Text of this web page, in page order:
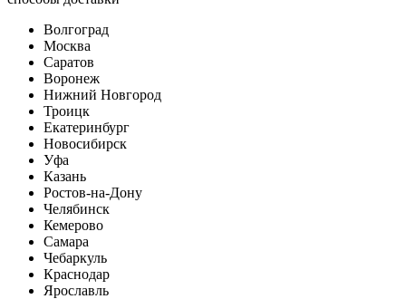
Волгоград
Москва
Саратов
Воронеж
Нижний Новгород
Троицк
Екатеринбург
Новосибирск
Уфа
Казань
Ростов-на-Дону
Челябинск
Кемерово
Самара
Чебаркуль
Краснодар
Ярославль